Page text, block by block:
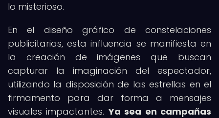
lo misterioso.
En el diseño gráfico de constelaciones
publicitarias, esta influencia se manifiesta en
la creación de imágenes que buscan
capturar la imaginación del espectador,
utilizando la disposición de las estrellas en el
firmamento para dar forma a mensajes
visuales impactantes.Ya sea en campañas